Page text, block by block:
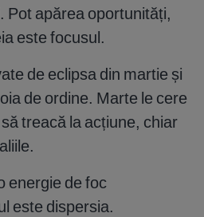
Pot apărea oportunități,
este focusul.
de eclipsa din martie și
de ordine. Marte le cere
treacă la acțiune, chiar
energie de foc
este dispersia.